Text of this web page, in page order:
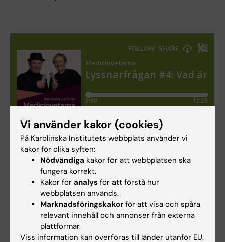
Lyssnarfrågan: Vad är
fascian?
Fascian är bindväven som
sveper runt alla andra
vävnader, exempelvis
muskler, ben och senor i
Vi använder kakor (cookies)
På Karolinska Institutets webbplats använder vi
kakor för olika syften:
Nödvändiga kakor för att webbplatsen ska
fungera korrekt.
Kakor för analys för att förstå hur
webbplatsen används.
Marknadsföringskakor för att visa och spåra
relevant innehåll och annonser från externa
plattformar.
Viss information kan överföras till länder utanför EU.